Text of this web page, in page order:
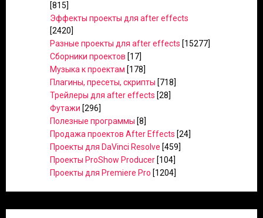
[815]
Эффекты проекты для after effects
[2420]
Разные проекты для after effects [15277]
Сборники проектов [17]
Музыка к проектам [178]
Плагины, пресеты, скрипты [718]
Трейлеры для after effects [28]
Футажи [296]
Полезные программы [8]
Продажа проектов After Effects [24]
Проекты для DaVinci Resolve [459]
Проекты ProShow Producer [104]
Проекты для Premiere Pro [1204]